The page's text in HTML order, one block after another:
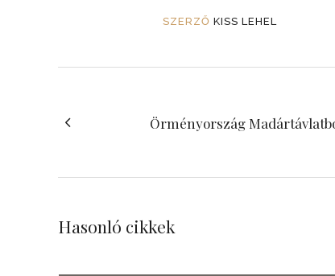
SZERZŐ KISS LEHEL
Örményország
Hasonló cikkek